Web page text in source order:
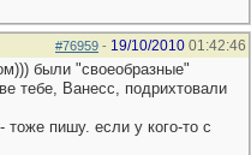
#76959 - 19/10/2010 01:42:46
были "своеобразные"
тебе, Ванесс, подрихтовали
пишу. если у кого-то с